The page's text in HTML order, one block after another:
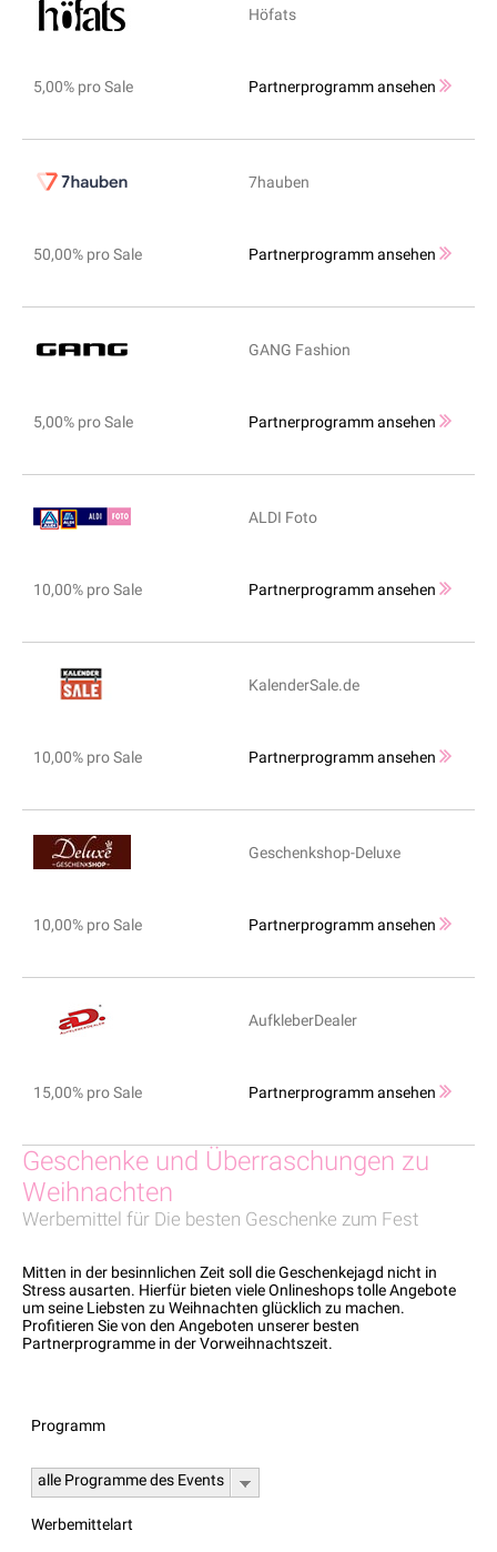
Höfats
5,00% pro Sale Partnerprogramm ansehen
7hauben
50,00% pro Sale Partnerprogramm ansehen
GANG Fashion
5,00% pro Sale Partnerprogramm ansehen
ALDI Foto
10,00% pro Sale Partnerprogramm ansehen
KalenderSale.de
10,00% pro Sale Partnerprogramm ansehen
Geschenkshop-Deluxe
10,00% pro Sale Partnerprogramm ansehen
AufkleberDealer
15,00% pro Sale Partnerprogramm ansehen
Geschenke und Überraschungen zu
Weihnachten
Werbemittel für Die besten Geschenke zum Fest
Mitten in der besinnlichen Zeit soll die Geschenkejagd nicht in
Stress ausarten. Hierfür bieten viele Onlineshops tolle Angebote
um seine Liebsten zu Weihnachten glücklich zu machen.
Profitieren Sie von den Angeboten unserer besten
Partnerprogramme in der Vorweihnachtszeit.
Programm
alle Programme des Events
Werbemittelart